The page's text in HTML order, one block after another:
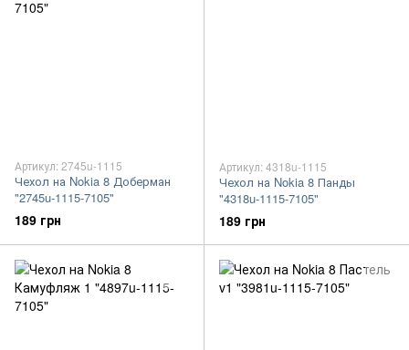
Артикул: 2745u-1115
Чехол на Nokia 8 Доберман
"2745u-1115-7105"
189 грн
Артикул: 4318u-1115
Чехол на Nokia 8 Панды
"4318u-1115-7105"
189 грн